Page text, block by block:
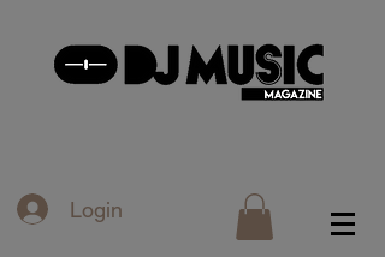
Login